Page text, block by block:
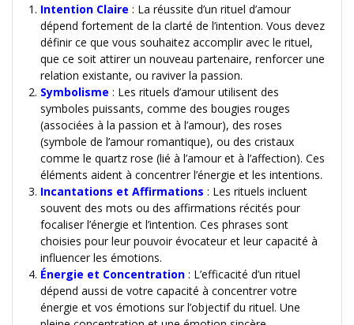
Intention Claire : La réussite d’un rituel d’amour
dépend fortement de la clarté de l’intention. Vous devez
définir ce que vous souhaitez accomplir avec le rituel,
que ce soit attirer un nouveau partenaire, renforcer une
relation existante, ou raviver la passion.
Symbolisme : Les rituels d’amour utilisent des
symboles puissants, comme des bougies rouges
(associées à la passion et à l’amour), des roses
(symbole de l’amour romantique), ou des cristaux
comme le quartz rose (lié à l’amour et à l’affection). Ces
éléments aident à concentrer l’énergie et les intentions.
Incantations et Affirmations : Les rituels incluent
souvent des mots ou des affirmations récités pour
focaliser l’énergie et l’intention. Ces phrases sont
choisies pour leur pouvoir évocateur et leur capacité à
influencer les émotions.
Énergie et Concentration : L’efficacité d’un rituel
dépend aussi de votre capacité à concentrer votre
énergie et vos émotions sur l’objectif du rituel. Une